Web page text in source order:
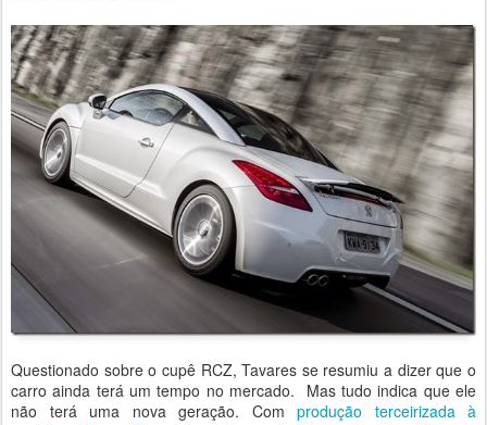
Questionado sobre o cupê RCZ, Tavares se resumiu a dizer que o
carro ainda terá um tempo no mercado. Mas tudo indica que ele
não terá uma nova geração. Com produção terceirizada à